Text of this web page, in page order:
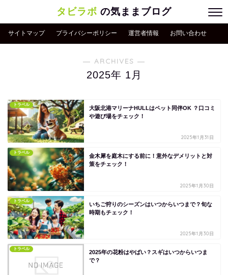
タビラボ の気ままブログ
サイトマップ プライバシーポリシー 運営者情報 お問い合わせ
― ARCHIVES ―
2025年 1月
トラベル
大阪北港マリーナHULLはペット同伴OK ？口コミ
や遊び場をチェック！
2025年1月31日
トラベル
金木犀を庭木にする前に！意外なデメリットと対
策をチェック！
2025年1月30日
トラベル
いちご狩りのシーズンはいつからいつまで？旬な
時期もチェック！
2025年1月30日
トラベル
2025年の花粉はやばい？スギはいつからいつま
で？